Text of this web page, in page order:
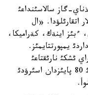
گاز سالاسئنداعئ
اتقارئلؤدا. «ال
ءبئز اينةك، كةراميكا،
يمپورتتايمئز.
2014 جئلعا قاراي ئشكئ نارئقتاعئ
قذرئلئس ماتةريالدارئن قامتاماسئز ةتؤدئ 80 پايئزدان اسئرؤدئ